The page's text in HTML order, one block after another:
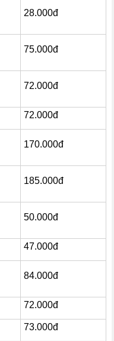
28.000đ
75.000đ
72.000đ
72.000đ
170.000đ
185.000đ
50.000đ
47.000đ
84.000đ
72.000đ
73.000đ